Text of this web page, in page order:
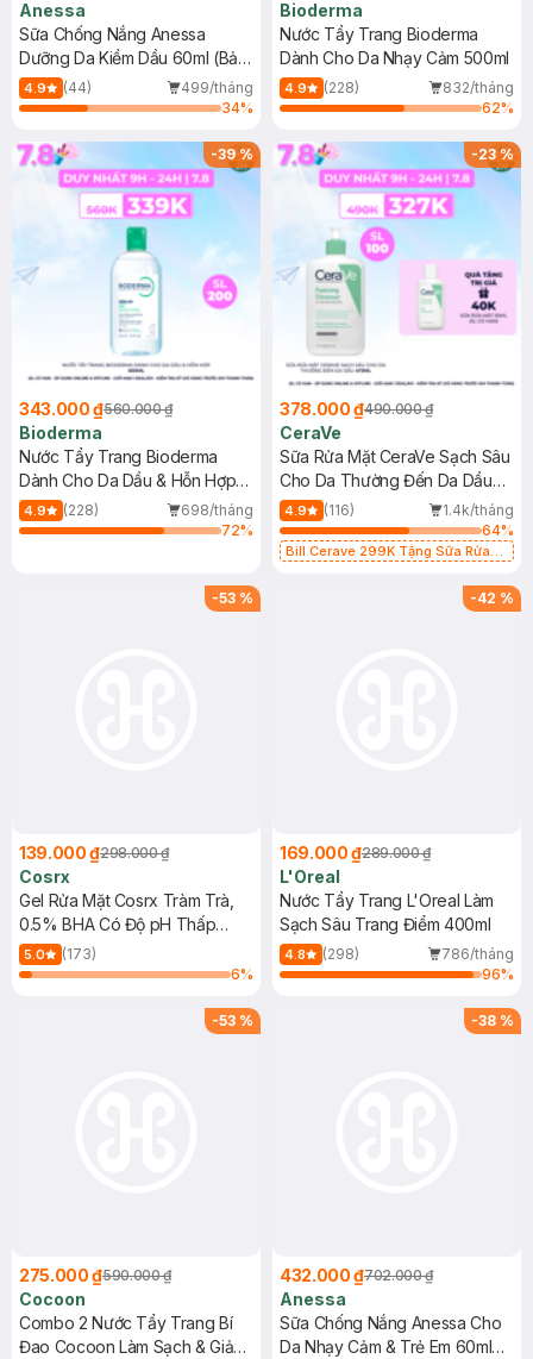
Anessa
Sữa Chống Nắng Anessa
Dưỡng Da Kiềm Dầu 60ml (Bản
Mới)
4.9 (44)
499/tháng
34%
Bioderma
Nước Tẩy Trang Bioderma
Dành Cho Da Nhạy Cảm 500ml
4.9 (228)
832/tháng
62%
-39%
343.000 ₫560.000 ₫
Bioderma
Nước Tẩy Trang Bioderma
Dành Cho Da Dầu & Hỗn Hợp
500ml
4.9 (228)
698/tháng
72%
-23%
378.000 ₫490.000 ₫
CeraVe
Sữa Rửa Mặt CeraVe Sạch Sâu
Cho Da Thường Đến Da Dầu
473ml
4.9 (116)
1.4k/tháng
64%
Bill Cerave 299K Tặng Sữa Rửa
-53 %
139.000 ₫298.000 ₫
Cosrx
Gel Rửa Mặt Cosrx Tràm Trà,
0.5% BHA Có Độ pH Thấp
150ml
5.0
(173)
6%
-42 %
169.000 ₫289.000 ₫
L'Oreal
Nước Tẩy Trang L'Oreal Làm
Sạch Sâu Trang Điểm 400ml
4.8 (298)
786/tháng
96%
-53 %
275.000 ₫590.000 ₫
Cocoon
Combo 2 Nước Tẩy Trang Bí
Đao Cocoon Làm Sạch & Giảm
-38 %
432.000 ₫702.000 ₫
Anessa
Sữa Chống Nắng Anessa Cho
Da Nhạy Cảm & Trẻ Em 60ml